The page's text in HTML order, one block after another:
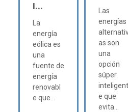
Ι...
La
energía
eólica es
una
fuente de
energía
renovabl
e que...
Las
energías
as son
una
opción
súper
inteligent
e que
evita...